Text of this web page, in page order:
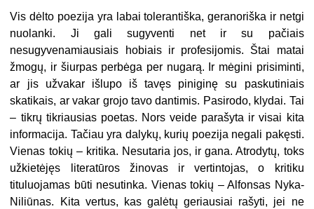
Vis dėlto poezija yra labai tolerantiška, geranoriška ir netgi
nuolanki. Ji gali sugyventi net ir su pačiais
nesugyvenamiausiais hobiais ir profesijomis. Štai matai
žmogų, ir šiurpas perbėga per nugarą. Ir mėgini prisiminti,
ar jis užvakar išlupo iš tavęs piniginę su paskutiniais
skatikais, ar vakar grojo tavo dantimis. Pasirodo, klydai. Tai
– tikrų tikriausias poetas. Nors veide parašyta ir visai kita
informacija. Tačiau yra dalykų, kurių poezija negali pakęsti.
Vienas tokių – kritika. Nesutaria jos, ir gana. Atrodytų, toks
užkietėjęs literatūros žinovas ir vertintojas, o kritiku
tituluojamas būti nesutinka. Vienas tokių – Alfonsas Nyka-
Niliūnas. Kita vertus, kas galėtų geriausiai rašyti, jei ne